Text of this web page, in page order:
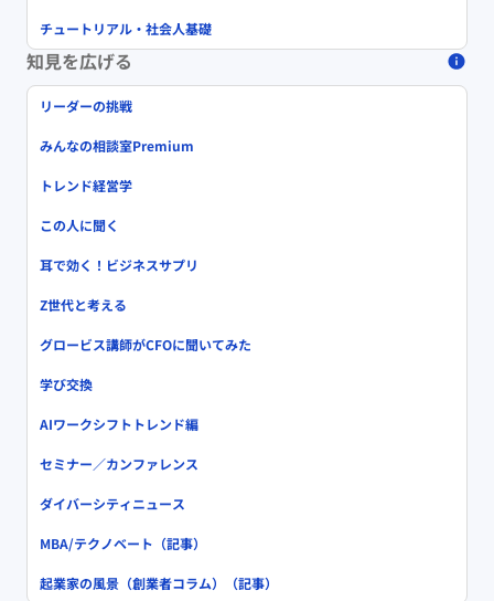
チュートリアル・社会人基礎
知見を広げる
リーダーの挑戦
みんなの相談室Premium
トレンド経営学
この人に聞く
耳で効く！ビジネスサプリ
Z世代と考える
グロービス講師がCFOに聞いてみた
学び交換
AIワークシフトトレンド編
セミナー／カンファレンス
ダイバーシティニュース
MBA/テクノベート（記事）
起業家の風景（創業者コラム）（記事）